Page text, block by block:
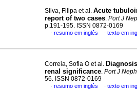
Silva, Filipa et al. Acute
report of two cases. Port J
p.191-195. ISSN 0872-0169
· resumo em inglês · texto em
Correia, Sofia O et al.
renal significance. Port J
56. ISSN 0872-0169
· resumo em inglês · texto em